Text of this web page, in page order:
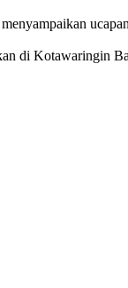
di Kotawaringin